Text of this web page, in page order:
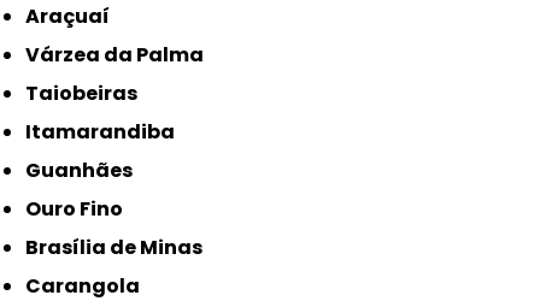
Araçuaí
Várzea da Palma
Taiobeiras
Itamarandiba
Guanhães
Ouro Fino
Brasília de Minas
Carangola